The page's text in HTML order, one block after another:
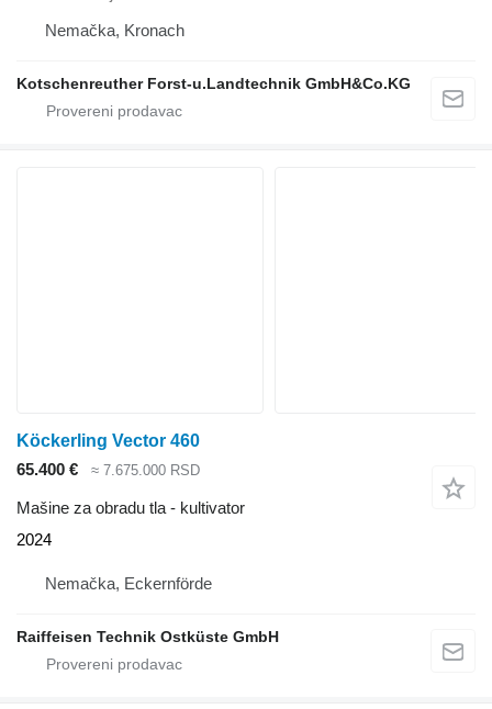
Nemačka, Kronach
Kotschenreuther Forst-u.Landtechnik GmbH&Co.KG
Köckerling Vector 460
65.400 €
≈ 7.675.000 RSD
Mašine za obradu tla - kultivator
2024
Nemačka, Eckernförde
Raiffeisen Technik Ostküste GmbH